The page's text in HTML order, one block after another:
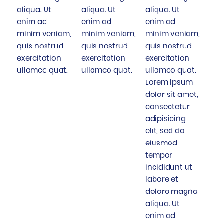
aliqua. Ut
enim ad
minim veniam,
quis nostrud
exercitation
ullamco quat.
aliqua. Ut
enim ad
minim veniam,
quis nostrud
exercitation
ullamco quat.
aliqua. Ut
enim ad
minim veniam,
quis nostrud
exercitation
ullamco quat.
Lorem ipsum
dolor sit amet,
consectetur
adipisicing
elit, sed do
eiusmod
tempor
incididunt ut
labore et
dolore magna
aliqua. Ut
enim ad